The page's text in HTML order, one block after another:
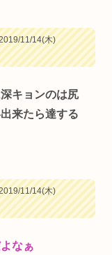
11/14(木)
キョンのは尻
来たら達する
11/14(木)
なぁ